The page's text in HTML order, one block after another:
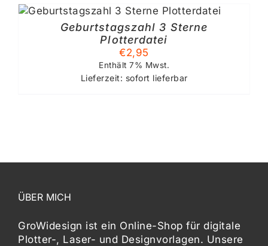
Geburtstagszahl 3 Sterne
Plotterdatei
€2,95
Enthält 7% Mwst.
Lieferzeit: sofort lieferbar
ÜBER MICH
GroWidesign ist ein Online-Shop für digitale
Plotter-, Laser- und Designvorlagen. Unsere